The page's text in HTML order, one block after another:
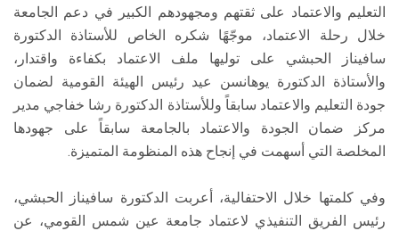
التعليم والاعتماد على ثقتهم ومجهودهم الكبير في دعم الجامعة
خلال رحلة الاعتماد، موجّهًا شكره الخاص للأستاذة الدكتورة
سافيناز الحبشي على توليها ملف الاعتماد بكفاءة واقتدار،
والأستاذة الدكتورة يوهانسن عيد رئيس الهيئة القومية لضمان
جودة التعليم والاعتماد سابقاً وللأستاذة الدكتورة رشا خفاجي مدير
مركز ضمان الجودة والاعتماد بالجامعة سابقاً على جهودها
المخلصة التي أسهمت في إنجاح هذه المنظومة المتميزة.
وفي كلمتها خلال الاحتفالية، أعربت الدكتورة سافيناز الحبشي،
رئيس الفريق التنفيذي لاعتماد جامعة عين شمس القومي، عن